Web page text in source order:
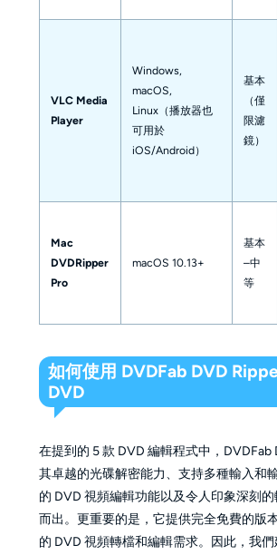
VLC Media
Player
Windows,
macOS,
Linux（播放器也
可用於
iOS/Android）
基本
（僅
限濾
鏡）
Mac
DVDRipper
Pro
macOS 10.13+
基本
–中
等
如何使用 DVDFab DVD
DVD
在提到的 5 款 DVD 編輯程式中，DVDFab
其卓越的光碟解密能力、支持多種輸入和
的 DVD 視頻編輯功能以及令人印象深刻
而出。更重要的是，它提供完全免費的版
的 DVD 視頻轉檔和編輯需求。因此，我